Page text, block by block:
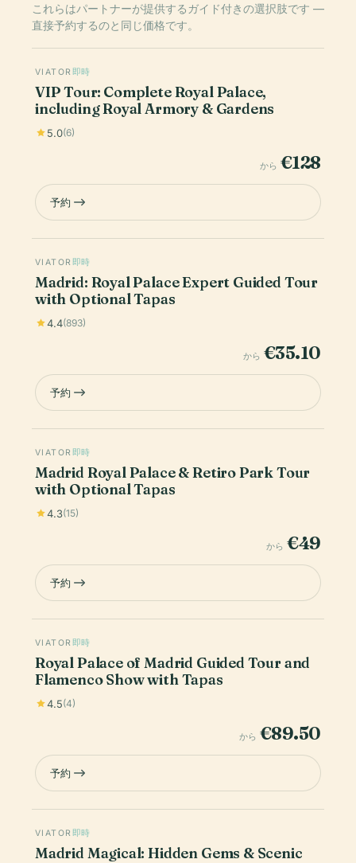
これらはパートナーが提供するガイド付きの選択肢です —
直接予約するのと同じ価格です。
VIATOR 即時
VIP Tour: Complete Royal Palace,
including Royal Armory & Gardens
5.0(6)
から €128
予約
VIATOR 即時
Madrid: Royal Palace Expert Guided Tour
with Optional Tapas
4.4(893)
から €35.10
予約
VIATOR 即時
Madrid Royal Palace & Retiro Park Tour
with Optional Tapas
4.3(15)
から €49
予約
VIATOR 即時
Royal Palace of Madrid Guided Tour and
Flamenco Show with Tapas
4.5(4)
から €89.50
予約
VIATOR 即時
Madrid Magical: Hidden Gems & Scenic